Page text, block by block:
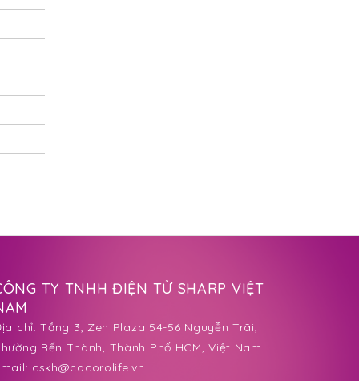
TY TNHH ĐIỆN TỬ SHARP VIỆT
chỉ:Tầng 3, Zen Plaza 54-56 Nguyễn Trãi,
Bến Thành
, Thành Phố HCM, Việt Nam
cskh@cocorolife.vn